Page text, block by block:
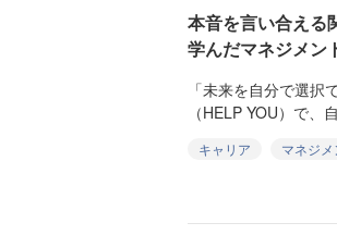
本音を言い合える
学んだマネジメン
「未来を自分で選
（HELP YOU）で
キャリア
マネジメ